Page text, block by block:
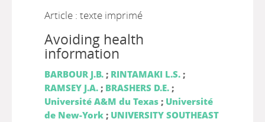
Article : texte imprimé
Avoiding health
information
BARBOUR J.B.; RINTAMAKI L.S.;
RAMSEY J.A.; BRASHERS D.E.;
Université A&M du Texas; Université
de New-York; UNIVERSITY SOUTHEAST